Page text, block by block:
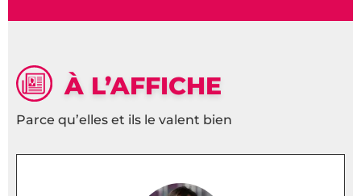
À L’AFFICHE
Parce qu’elles et ils le valent bien